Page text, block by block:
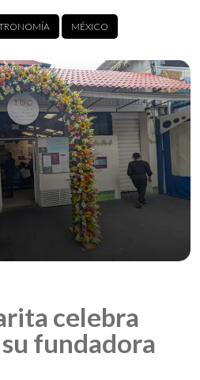
MÉXICO
celebra
fundadora